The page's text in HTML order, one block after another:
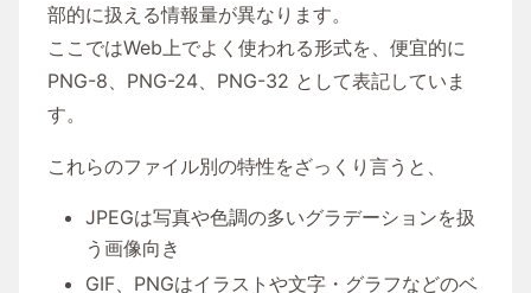
部的に扱える情報量が異なります。
ここではWeb上でよく使われる形式を、便宜的に
PNG-8、PNG-24、PNG-32 として表記していま
す。
これらのファイル別の特性をざっくり言うと、
JPEGは写真や色調の多いグラデーションを扱
う画像向き
GIF、PNGはイラストや文字・グラフなどのベ